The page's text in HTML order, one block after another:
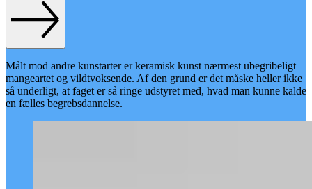
Målt mod andre kunstarter er keramisk kunst nærmest ubegribeligt
mangeartet og vildtvoksende. Af den grund er det måske heller ikke
så underligt, at faget er så ringe udstyret med, hvad man kunne kalde
en fælles begrebsdannelse.